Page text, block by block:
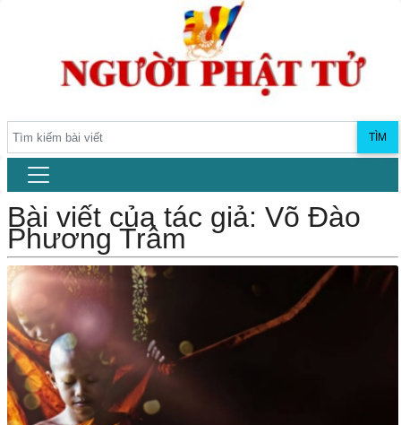
TÌM
Bài viết của tác giả: Võ Đào
Phương Trâm